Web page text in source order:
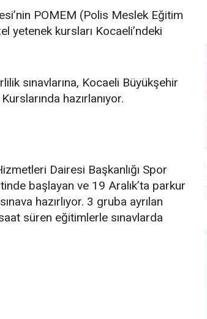
POMEM (Polis Meslek Eğitim
yetenek kursları Kocaeli’ndeki
sınavlarına, Kocaeli Büyükşehir
hazırlanıyor.
Dairesi Başkanlığı Spor
başlayan ve 19 Aralık’ta parkur
hazırlıyor. 3 gruba ayrılan
süren eğitimlerle sınavlarda